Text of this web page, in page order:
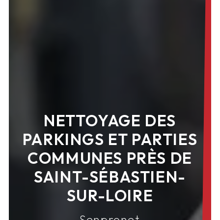
NETTOYAGE DES
PARKINGS ET PARTIES
COMMUNES PRÈS DE
SAINT-SÉBASTIEN-
SUR-LOIRE